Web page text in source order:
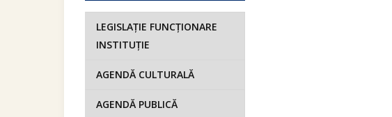
LEGISLAȚIE FUNCȚIONARE
INSTITUȚIE
AGENDĂ CULTURALĂ
AGENDĂ PUBLICĂ